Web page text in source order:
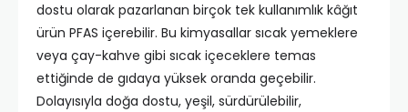
dostu olarak pazarlanan birçok tek kullanımlık kâğıt
ürün PFAS içerebilir. Bu kimyasallar sıcak yemeklere
veya çay-kahve gibi sıcak içeceklere temas
ettiğinde de gıdaya yüksek oranda geçebilir.
Dolayısıyla doğa dostu, yeşil, sürdürülebilir,